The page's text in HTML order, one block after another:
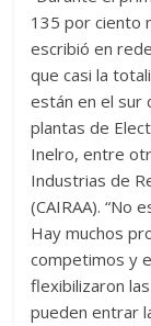
135 por ciento
escribió en
que casi la
están en el sur
plantas de
Inelro, entre
Industrias de
(CAIRAA). “No
Hay muchos
competimos y
flexibilizaron
pueden entrar